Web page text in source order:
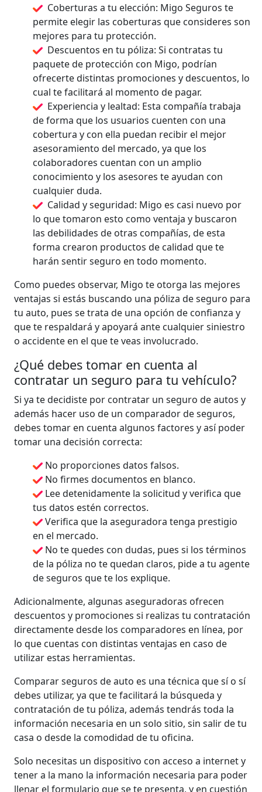
Coberturas a tu elección: Migo Seguros te
permite elegir las coberturas que consideres son
mejores para tu protección.
Descuentos en tu póliza: Si contratas tu
paquete de protección con Migo, podrían
ofrecerte distintas promociones y descuentos, lo
cual te facilitará al momento de pagar.
Experiencia y lealtad: Esta compañía trabaja
de forma que los usuarios cuenten con una
cobertura y con ella puedan recibir el mejor
asesoramiento del mercado, ya que los
colaboradores cuentan con un amplio
conocimiento y los asesores te ayudan con
cualquier duda.
Calidad y seguridad: Migo es casi nuevo por
lo que tomaron esto como ventaja y buscaron
las debilidades de otras compañías, de esta
forma crearon productos de calidad que te
harán sentir seguro en todo momento.
Como puedes observar, Migo te otorga las mejores
ventajas si estás buscando una póliza de seguro para
tu auto, pues se trata de una opción de confianza y
que te respaldará y apoyará ante cualquier siniestro
o accidente en el que te veas involucrado.
¿Qué debes tomar en cuenta al
contratar un seguro para tu vehículo?
Si ya te decidiste por contratar un seguro de autos y
además hacer uso de un comparador de seguros,
debes tomar en cuenta algunos factores y así poder
tomar una decisión correcta:
No proporciones datos falsos.
No firmes documentos en blanco.
Lee detenidamente la solicitud y verifica que
tus datos estén correctos.
Verifica que la aseguradora tenga prestigio
en el mercado.
No te quedes con dudas, pues si los términos
de la póliza no te quedan claros, pide a tu agente
de seguros que te los explique.
Adicionalmente, algunas aseguradoras ofrecen
descuentos y promociones si realizas tu contratación
directamente desde los comparadores en línea, por
lo que cuentas con distintas ventajas en caso de
utilizar estas herramientas.
Comparar seguros de auto es una técnica que sí o sí
debes utilizar, ya que te facilitará la búsqueda y
contratación de tu póliza, además tendrás toda la
información necesaria en un solo sitio, sin salir de tu
casa o desde la comodidad de tu oficina.
Solo necesitas un dispositivo con acceso a internet y
tener a la mano la información necesaria para poder
llenar el formulario que se te presenta, y en cuestión